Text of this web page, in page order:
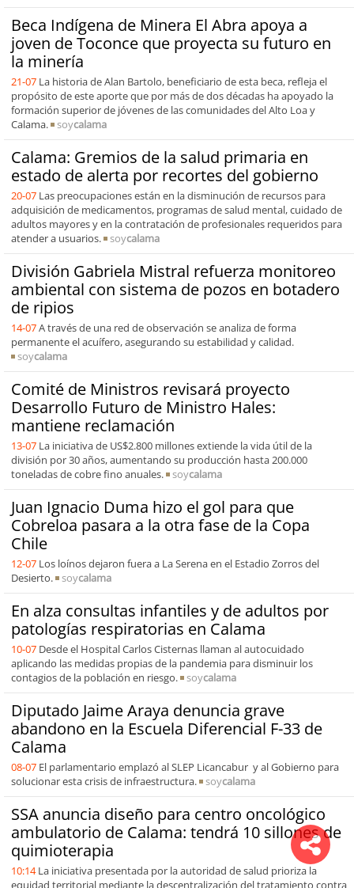
Beca Indígena de Minera El Abra apoya a
joven de Toconce que proyecta su futuro en
la minería
21-07 La historia de Alan Bartolo, beneficiario de esta beca, refleja el
propósito de este aporte que por más de dos décadas ha apoyado la
formación superior de jóvenes de las comunidades del Alto Loa y
Calama.
soycalama
Calama: Gremios de la salud primaria en
estado de alerta por recortes del gobierno
20-07 Las preocupaciones están en la disminución de recursos para
adquisición de medicamentos, programas de salud mental, cuidado de
adultos mayores y en la contratación de profesionales requeridos para
atender a usuarios.
soycalama
División Gabriela Mistral refuerza monitoreo
ambiental con sistema de pozos en botadero
de ripios
14-07A través de una red de observación se analiza de forma
permanente el acuífero, asegurando su estabilidad y calidad.
soycalama
Comité de Ministros revisará proyecto
Desarrollo Futuro de Ministro Hales:
mantiene reclamación
13-07 La iniciativa de US$2.800 millones extiende la vida útil de la
división por 30 años, aumentando su producción hasta 200.000
toneladas de cobre fino anuales.
soycalama
Juan Ignacio Duma hizo el gol para que
Cobreloa pasara a la otra fase de la Copa
Chile
12-07 Los loínos dejaron fuera a La Serena en el Estadio Zorros del
Desierto.
soycalama
En alza consultas infantiles y de adultos por
patologías respiratorias en Calama
10-07 Desde el Hospital Carlos Cisternas llaman al autocuidado
aplicando las medidas propias de la pandemia para disminuir los
contagios de la población en riesgo.
soycalama
Diputado Jaime Araya denuncia grave
abandono en la Escuela Diferencial F-33 de
Calama
08-07 El parlamentario emplazó al SLEP Licancabur y al Gobierno para
solucionar esta crisis de infraestructura.
soycalama
SSA anuncia diseño para centro oncológico
ambulatorio de Calama: tendrá 10 sillones de
quimioterapia
10:14 La iniciativa presentada por la autoridad de salud prioriza la
equidad territorial mediante la descentralización del tratamiento contra